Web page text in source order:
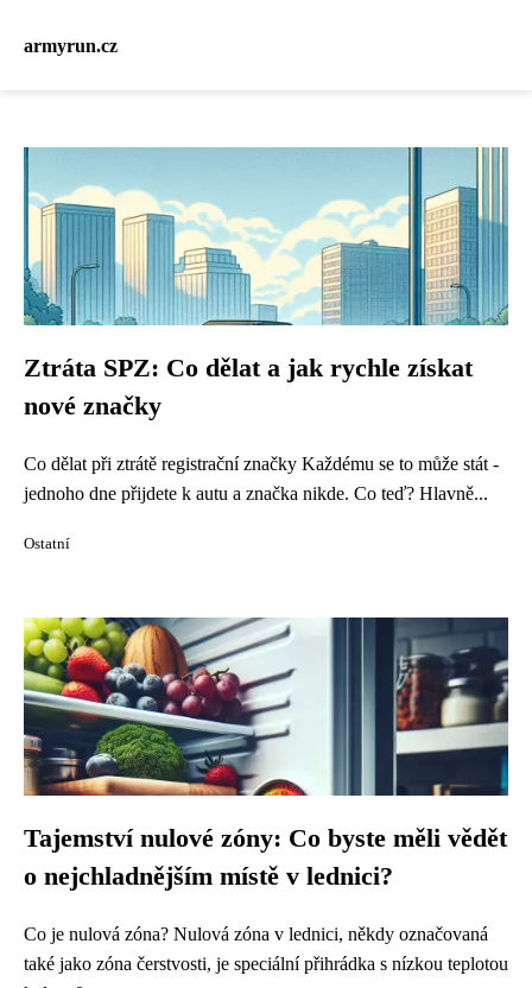
armyrun.cz
Ztráta SPZ: Co dělat a jak rychle získat
nové značky
Co dělat při ztrátě registrační značky Každému se to může stát -
jednoho dne přijdete k autu a značka nikde. Co teď? Hlavně...
Ostatní
Tajemství nulové zóny: Co byste měli vědět
o nejchladnějším místě v lednici?
Co je nulová zóna? Nulová zóna v lednici, někdy označovaná
také jako zóna čerstvosti, je speciální přihrádka s nízkou teplotou